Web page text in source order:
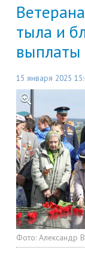
тыла и
15 января 2025
Фото: Александр